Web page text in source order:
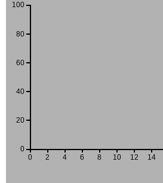
0 2 4 6 8 10 12 14
0
20
40
60
80
100